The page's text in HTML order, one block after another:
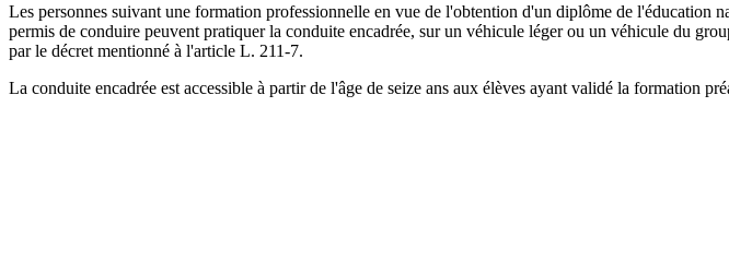
Les personnes suivant une formation professionnelle en vue de l'obtention d'un diplôme de
permis de conduire peuvent pratiquer la conduite encadrée, sur un véhicule léger ou un véhicule du
par le décret mentionné à l'article L. 211-7.
La conduite encadrée est accessible à partir de l'âge de seize ans aux élèves ayant validé la formation